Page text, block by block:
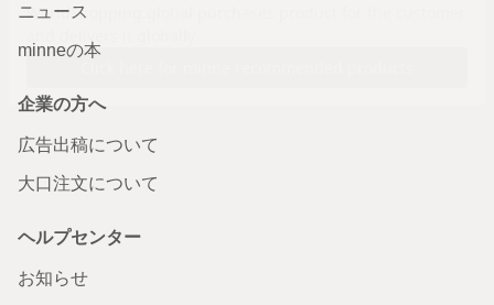
ニュース
minneの本
企業の方へ
広告出稿について
大口注文について
ヘルプセンター
お知らせ